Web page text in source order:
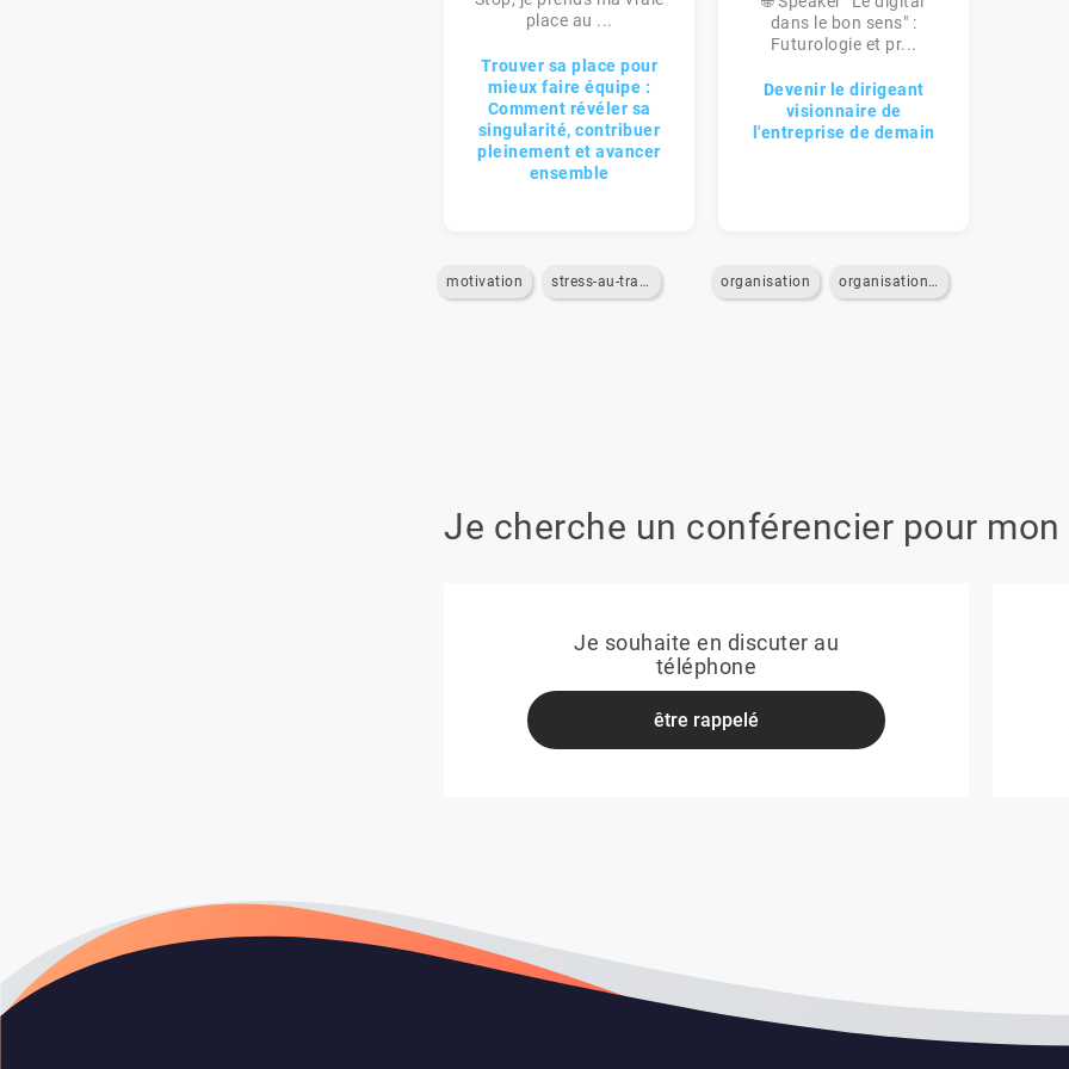
place au ...
Trouver sa place pour
mieux faire équipe :
Comment révéler sa
singularité, contribuer
pleinement et avancer
ensemble
motivation stress-au-travail
dans le bon sens" :
Futurologie et pr...
Devenir le dirigeant
visionnaire de
l'entreprise de demain
organisation organisation-du-travail
Je cherche un conférencier pour
Je souhaite en discuter au
téléphone
être rappelé